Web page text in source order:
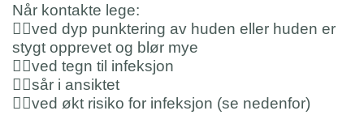
Når kontakte lege:
👨‍⚕️ved dyp punktering av huden eller huden er
stygt opprevet og blør mye
👨‍⚕️ved tegn til infeksjon
👨‍⚕️sår i ansiktet
👨‍⚕️ved økt risiko for infeksjon (se nedenfor)